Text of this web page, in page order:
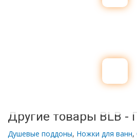
Другие товары BLB -
Душевые поддоны, Ножки для ванн,